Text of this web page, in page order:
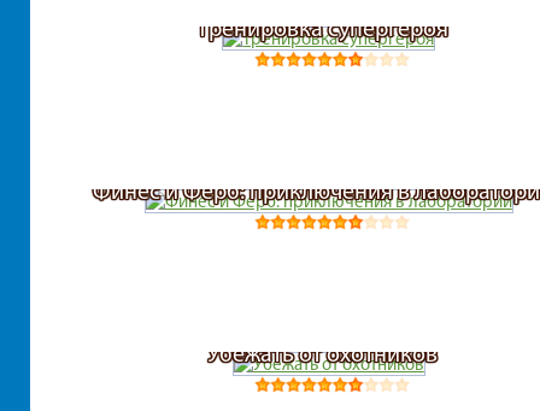
Тренировка супергероя
Финес и Ферб: приключения в
Убежать от охотников